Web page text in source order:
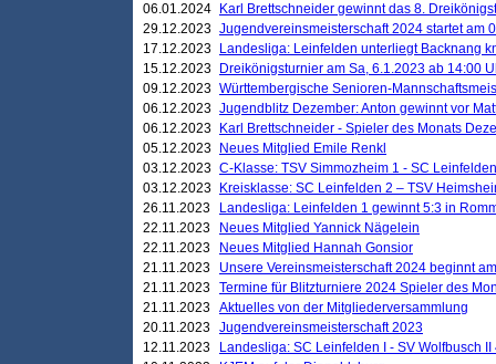
06.01.2024
Karl Brettschneider gewinnt das 8.
29.12.2023 Jugendvereinsmeisterschaft 2024 startet am
17.12.2023
Landesliga: Leinfelden unterliegt Backnang
15.12.2023
Dreikönigsturnier am Sa, 6.1.2023 ab 14:00
09.12.2023 Württembergische Senioren-
06.12.2023 Jugendblitz Dezember: Anton gewinnt vor
06.12.2023
Karl Brettschneider - Spieler des Monats
05.12.2023
Neues Mitglied Emile Renkl
03.12.2023 C-Klasse: TSV Simmozheim 1 - SC
03.12.2023
Kreisklasse: SC Leinfelden 2 – TSV
26.11.2023
Landesliga: Leinfelden 1 gewinnt 5:3 in
22.11.2023
Neues Mitglied Yannick Nägelein
22.11.2023
Neues Mitglied Hannah Gonsior
21.11.2023
Unsere Vereinsmeisterschaft 2024 beginnt
21.11.2023 Termine für Blitzturniere 2024 Spieler des
21.11.2023 Aktuelles von der Mitgliederversammlung
20.11.2023 Jugendvereinsmeisterschaft 2023
12.11.2023
Landesliga: SC Leinfelden I - SV Wolfbusch II